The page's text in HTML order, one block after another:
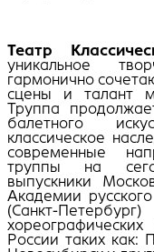
Театр
уникальное
гармонично
сцены и талант
Труппа
балетного
классическое
современные
труппы на
выпускники
Академии
(Санкт-
России таких как: